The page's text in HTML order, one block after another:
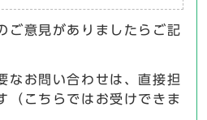
ご意見がありましたらご記
なお問い合わせは、直接担
（こちらではお受けできま